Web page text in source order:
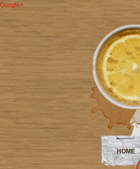
Google+
HOME